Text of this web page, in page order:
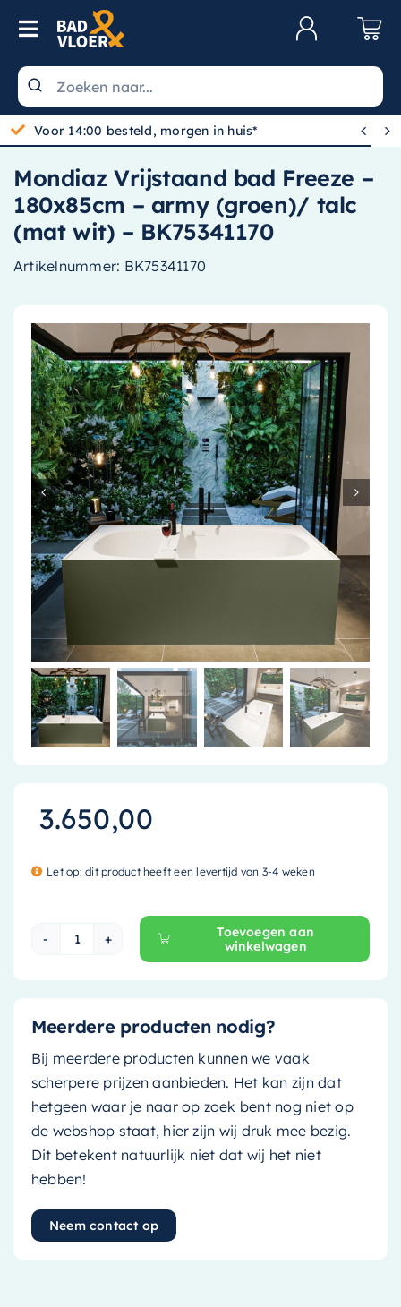
Skip to content
Toggle Navigation
Wastafels
Toiletten
Spiegels
Kranen
Douche
Radiatoren
Accessoires
Installatiemateriaal
Klimaatbeheersing
PVC
Tegels
Gratis bezorgd vanaf 100,-
 
Mondiaz Vrijstaand bad Freeze –
180x85cm – army (groen)/ talc
(mat wit) – BK75341170
Artikelnummer: BK75341170
3.650,00
Let op: dit product heeft een levertijd van 3-4 weken
Mondiaz Vrijstaand bad Freeze - 180x85cm -
Toevoegen aan
winkelwagen
Meerdere producten nodig?
Bij meerdere producten kunnen we vaak
scherpere prijzen aanbieden. Het kan zijn dat
hetgeen waar je naar op zoek bent nog niet op
de webshop staat, hier zijn wij druk mee bezig.
Dit betekent natuurlijk niet dat wij het niet
hebben!
Neem contact op